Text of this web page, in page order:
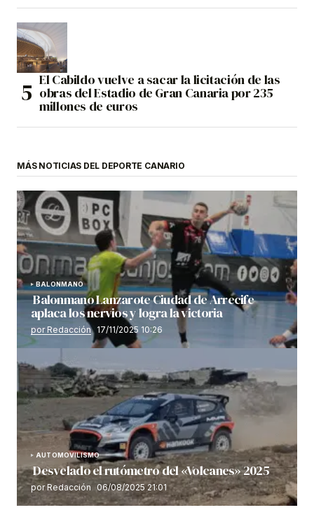
El Cabildo vuelve a sacar la licitación de las
obras del Estadio de Gran Canaria por 235
millones de euros
MÁS NOTICIAS DEL DEPORTE CANARIO
BALONMANO
Balonmano Lanzarote Ciudad de Arrecife
aplaca los nervios y logra la victoria
por Redacción 17/11/2025 10:26
AUTOMOVILISMO
Desvelado el rutómetro del «Volcanes» 2025
por Redacción 06/08/2025 21:01